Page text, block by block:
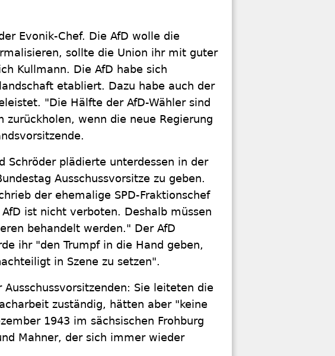
Evonik-Chef. Die AfD wolle die
sollte die Union ihr mit guter
Kullmann. Die AfD habe sich
etabliert. Dazu habe auch der
"Die Hälfte der AfD-Wähler sind
zurückholen, wenn die neue Regierung
Schröder plädierte unterdessen in der
Ausschussvorsitze zu geben.
der ehemalige SPD-Fraktionschef
ist nicht verboten. Deshalb müssen
behandelt werden." Der AfD
ihr "den Trumpf in die Hand geben,
in Szene zu setzen".
Sie leiteten die
zuständig, hätten aber "keine
1943 im sächsischen Frohburg
Mahner, der sich immer wieder